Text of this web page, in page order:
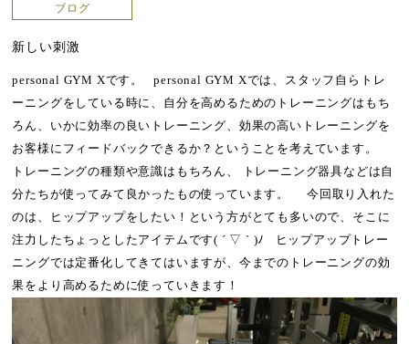
ブログ
新しい刺激
personal GYM Xです。 personal GYM Xでは、スタッフ自らトレ
ーニングをしている時に、自分を高めるためのトレーニングはもち
ろん、いかに効率の良いトレーニング、効果の高いトレーニングを
お客様にフィードバックできるか？ということを考えています。
トレーニングの種類や意識はもちろん、 トレーニング器具などは自
分たちが使ってみて良かったもの使っています。 今回取り入れた
のは、ヒップアップをしたい！という方がとても多いので、そこに
注力したちょっとしたアイテムです( ´ ▽ ` )ﾉ ヒップアップトレー
ニングでは定番化してきてはいますが、今までのトレーニングの効
果をより高めるために使っていきます！